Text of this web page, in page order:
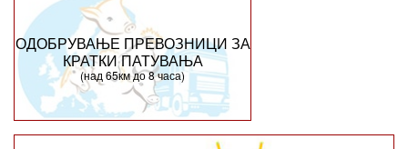
ОДОБРУВАЊЕ ПРЕВОЗНИЦИ ЗА
КРАТКИ ПАТУВАЊА
(над 65км до 8 часа)